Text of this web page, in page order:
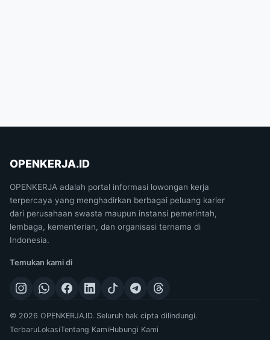
OPENKERJA.ID
OPENKERJA adalah portal informasi lowongan kerja
terpercaya yang menghadirkan berbagai peluang karier
dari perusahaan swasta maupun instansi pemerintah,
lembaga, kementerian, dan organisasi ternama di
Indonesia.
Temukan kami di
© 2026 OPENKERJA.ID. Seluruh hak cipta dilindungi.
TerbaruLokasiTentang KamiHubungi Kami